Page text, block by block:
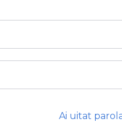
Ai uitat